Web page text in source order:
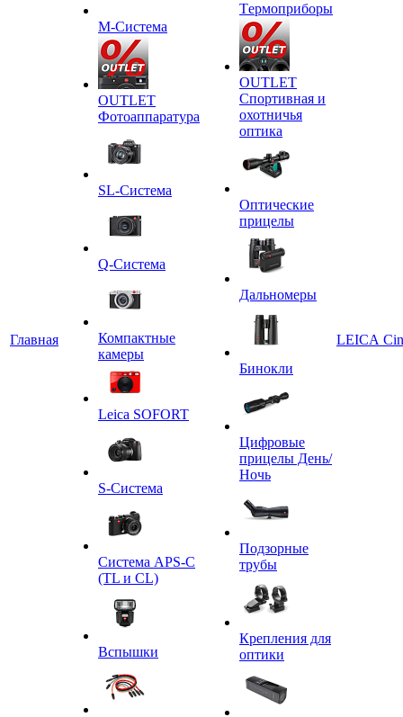
Главная
M-Система
OUTLET
Фотоаппаратура
SL-Система
Q-Cистема
Компактные
камеры
Leica SOFORT
S-Система
Система APS-C
(TL и CL)
Вспышки
Tермоприборы
OUTLET
Спортивная и
охотничья
оптика
Оптические
прицелы
Дальномеры
Бинокли
Цифровые
прицелы День/
Ночь
Подзорные
трубы
Крепления для
оптики
LEICA